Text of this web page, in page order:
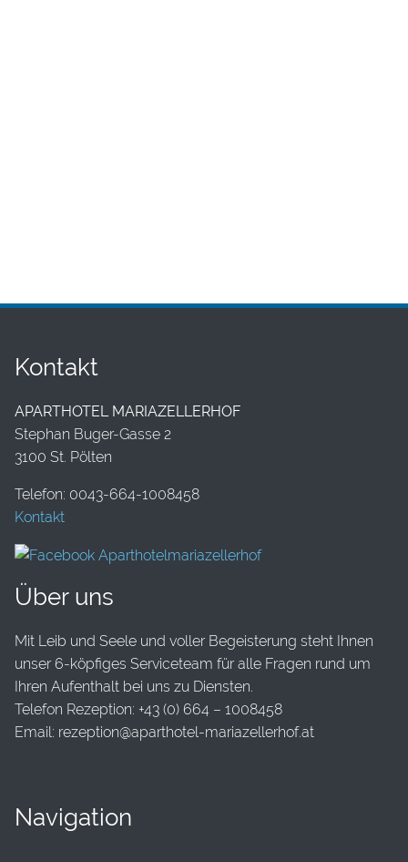
Kontakt
APARTHOTEL MARIAZELLERHOF
Stephan Buger-Gasse 2
3100 St. Pölten
Telefon: 0043-664-1008458
Kontakt
Über uns
Mit Leib und Seele und voller Begeisterung steht Ihnen
unser 6-köpfiges Serviceteam für alle Fragen rund um
Ihren Aufenthalt bei uns zu Diensten.
Telefon Rezeption: +43 (0) 664 – 1008458
Email: rezeption@aparthotel-mariazellerhof.at
Navigation